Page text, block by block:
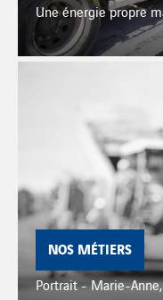
Une énergie propre
NOS MÉTIERS
Portrait - Marie-